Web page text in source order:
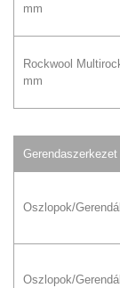
mm
Rockwool
mm
Gerendaszerkezet
Oszlopok/
Oszlopok/